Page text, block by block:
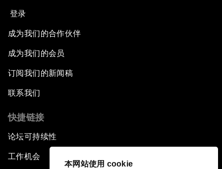
本网站使用 cookie
登录
成为我们的合作伙伴
成为我们的会员
订阅我们的新闻稿
联系我们
快捷链接
论坛可持续性
工作机会